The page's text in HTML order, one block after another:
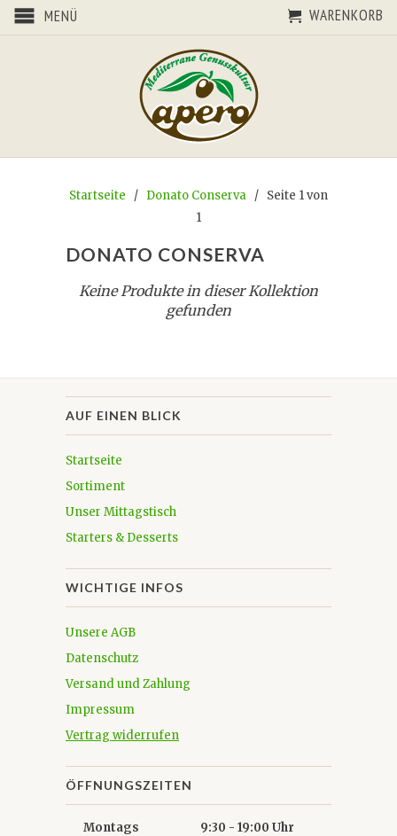
MENÜ WARENKORB
Startseite / Donato Conserva / Seite 1 von
1
DONATO CONSERVA
Keine Produkte in dieser Kollektion
gefunden
AUF EINEN BLICK
Startseite
Sortiment
Unser Mittagstisch
Starters & Desserts
WICHTIGE INFOS
Unsere AGB
Datenschutz
Versand und Zahlung
Impressum
Vertrag widerrufen
ÖFFNUNGSZEITEN
Montags 9:30 - 19:00 Uhr